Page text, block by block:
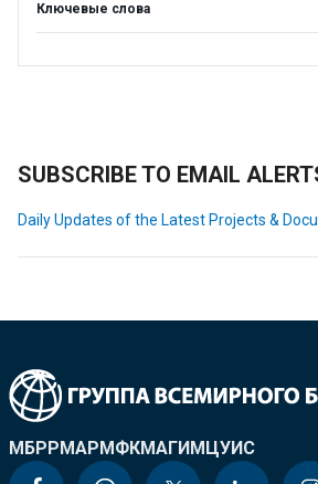
Ключевые слова
SUBSCRIBE TO EMAIL
Daily Updates of the Latest Projects &
МБРРМАРМФКМАГИМЦУИС